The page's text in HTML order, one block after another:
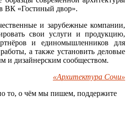
ВК «Гостиный двор».
и зарубежные компании,
свои услуги и продукцию,
и единомышленников для
а также установить деловые
и дизайнерским сообществом.
«Архитектура Сочи»
то, о чём мы пишем, поддержите